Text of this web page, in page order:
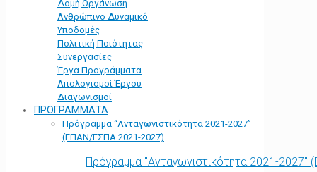
Δομή Οργάνωση
Ανθρώπινο Δυναμικό
Υποδομές
Πολιτική Ποιότητας
Συνεργασίες
Έργα Προγράμματα
Απολογισμοί Έργου
Διαγωνισμοί
ΠΡΟΓΡΑΜΜΑΤΑ
Πρόγραμμα “Ανταγωνιστικότητα 2021-2027”
(ΕΠΑΝ/ΕΣΠΑ 2021-2027)
Πρόγραμμα "Ανταγωνιστικότητα 2021-